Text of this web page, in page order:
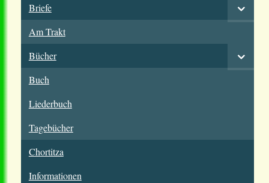
Briefe
Am Trakt
Bücher
Buch
Liederbuch
Tagebücher
Chortitza
Informationen